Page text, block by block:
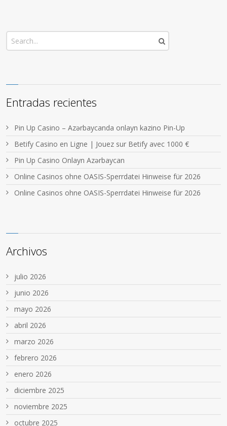
Entradas recientes
Pin Up Casino – Azərbaycanda onlayn kazino Pin-Up
Betify Casino en Ligne | Jouez sur Betify avec 1000 €
Pin Up Casino Onlayn Azərbaycan
Online Casinos ohne OASIS-Sperrdatei Hinweise für 2026
Online Casinos ohne OASIS-Sperrdatei Hinweise für 2026
Archivos
julio 2026
junio 2026
mayo 2026
abril 2026
marzo 2026
febrero 2026
enero 2026
diciembre 2025
noviembre 2025
octubre 2025